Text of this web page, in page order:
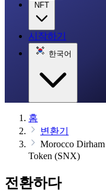
NFT
시작하기
한국어
홈
변환기
Morocco
Token (SNX)
전환하다